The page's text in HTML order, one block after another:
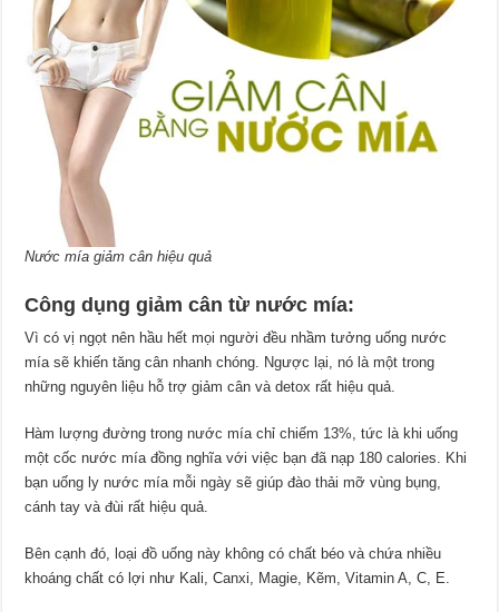
Nước mía giảm cân hiệu quả
Công dụng giảm cân từ nước mía:
Vì có vị ngọt nên hầu hết mọi người đều nhầm tưởng uống nước
mía sẽ khiến tăng cân nhanh chóng. Ngược lại, nó là một trong
những nguyên liệu hỗ trợ giảm cân và detox rất hiệu quả.
Hàm lượng đường trong nước mía chỉ chiếm 13%, tức là khi uống
một cốc nước mía đồng nghĩa với việc bạn đã nạp 180 calories. Khi
bạn uống ly nước mía mỗi ngày sẽ giúp đào thải mỡ vùng bụng,
cánh tay và đùi rất hiệu quả.
Bên cạnh đó, loại đồ uống này không có chất béo và chứa nhiều
khoáng chất có lợi như Kali, Canxi, Magie, Kẽm, Vitamin A, C, E.